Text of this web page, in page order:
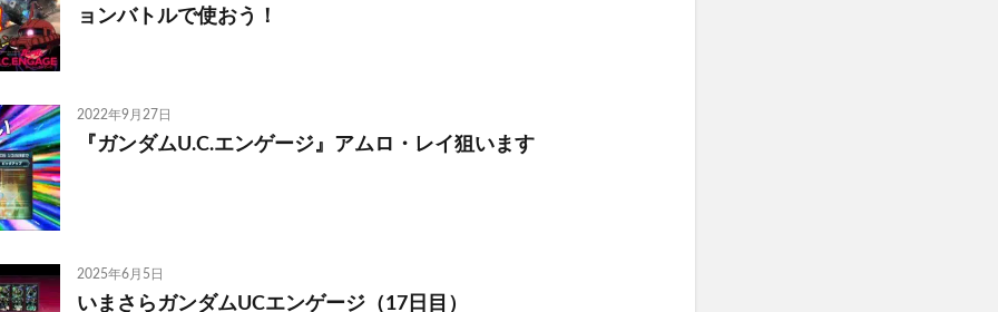
ョンバトルで使おう！
2022年9月27日
『ガンダムU.C.エンゲージ』アムロ・レイ狙います
2025年6月5日
いまさらガンダムUCエンゲージ（17日目）